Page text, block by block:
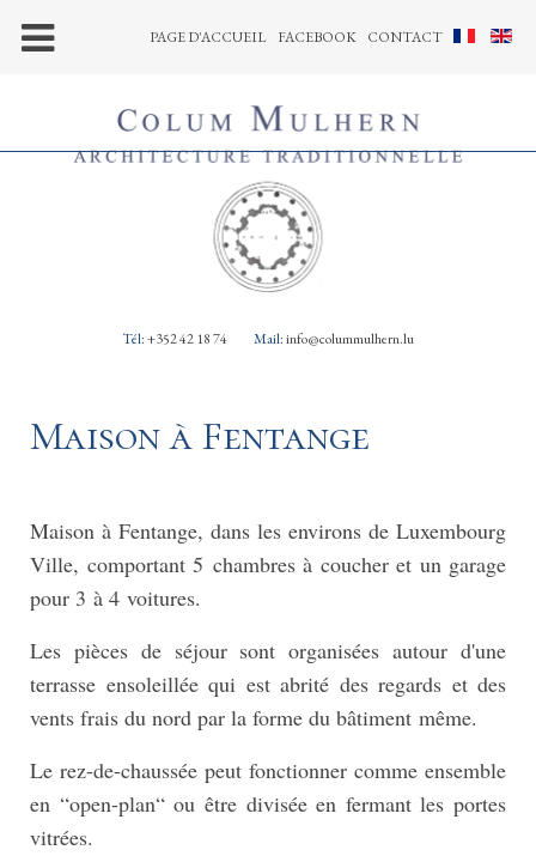
Tél:+352 42 18 74 Mail:info@colummulhern.lu
PAGE D'ACCUEIL FACEBOOK CONTACT
Maison à Fentange
Maison à Fentange, dans les environs de Luxembourg
Ville, comportant 5 chambres à coucher et un garage
pour 3 à 4 voitures.
Les pièces de séjour sont organisées autour d'une
terrasse ensoleillée qui est abrité des regards et des
vents frais du nord par la forme du bâtiment même.
Le rez-de-chaussée peut fonctionner comme ensemble
en “open-plan“ ou être divisée en fermant les portes
vitrées.